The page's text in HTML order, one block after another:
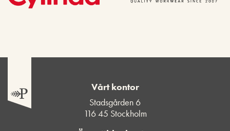
Vårt kontor
Stadsgården 6
116 45 Stockholm